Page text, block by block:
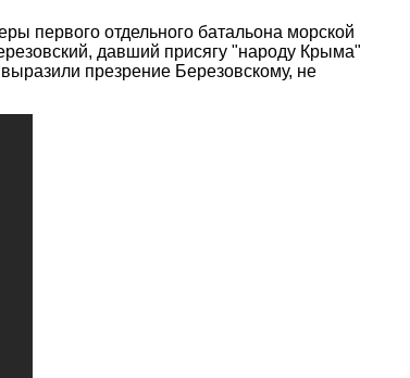
первого отдельного батальона морской
давший присягу "народу Крыма"
презрение Березовскому, не